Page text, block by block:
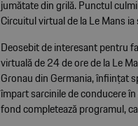
jumătate din grilă. Punctul
Circuitul virtual de la Le Mans
Deosebit de interesant pentru
virtuală de 24 de ore de la Le
Gronau din Germania, înființat
împart sarcinile de conducere
fond completează programul,